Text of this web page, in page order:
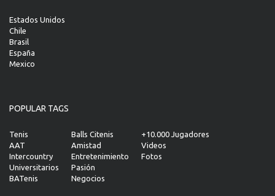
Estados Unidos
Chile
Brasil
España
Mexico
POPULAR TAGS
Tenis
AAT
Intercountry
Universitarios
BATenis
Balls Citenis
Amistad
Entretenimiento
Pasión
Negocios
+10.000 Jugadores
Videos
Fotos